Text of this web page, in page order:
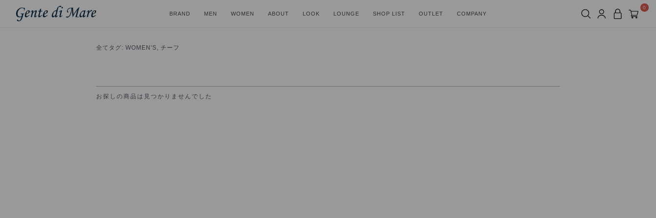
BRAND MEN WOMEN ABOUT LOOK LOUNGE SHOP LIST OUTLET COMPANY
0
全て タグ: WOMEN'S, チーフ
お探しの商品は見つかりませんでした